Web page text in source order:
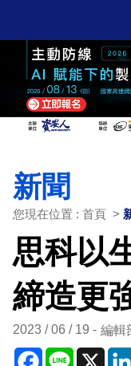
新聞
您現在位置 : 首頁 >
思科以
締造更
2023 / 06 / 19 編輯
Facebook
Line X